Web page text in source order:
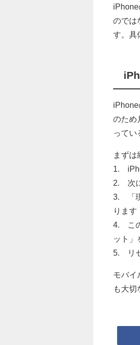
のでは
す。具
のため
ってい
まずは
1.
2. 次
3. 「
ります
4. こ
ット」
5. リ
モバイ
も大切